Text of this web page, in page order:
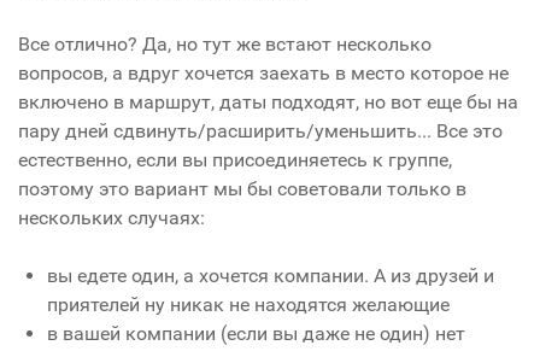
Все отлично? Да, но тут же встают несколько
вопросов, а вдруг хочется заехать в место которое не
включено в маршрут, даты подходят, но вот еще бы на
пару дней сдвинуть/расширить/уменьшить... Все это
естественно, если вы присоединяетесь к группе,
поэтому это вариант мы бы советовали только в
нескольких случаях:
вы едете один, а хочется компании. А из друзей и
приятелей ну никак не находятся желающие
в вашей компании (если вы даже не один) нет